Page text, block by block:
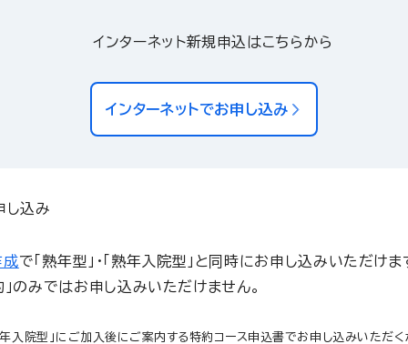
インターネット新規申込はこちらから
インターネットでお申し込み
し込み
成で「熟年型」・「熟年入院型」と同時にお申し込みいただけま
のみではお申し込みいただけません。
入院型」にご加入後にご案内する特約コース申込書でお申し込みいただ